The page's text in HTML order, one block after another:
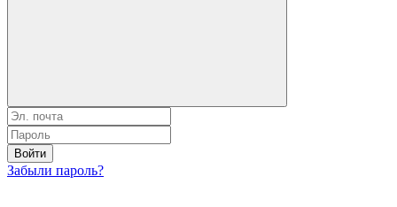
Войти
Забыли пароль?